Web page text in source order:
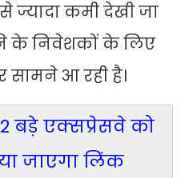
ज्यादा कमी देखी जा
के निवेशकों के लिए
आ रही है।
बड़े एक्सप्रेसवे को
जाएगा लिंक